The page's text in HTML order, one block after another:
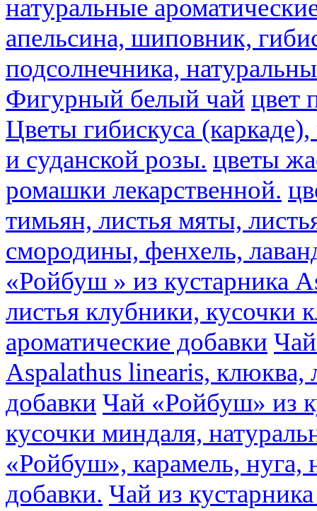
натуральные
апельсина, шиповник,
подсолнечника,
Фигурный белый чай цвет
Цветы гибискуса
и суданской розы. цветы
ромашки лекарственной.
тимьян, листья мяты,
смородины, фенхель,
«Ройбуш » из кустарника
листья клубники, кусочки
ароматические добавки
Aspalathus linearis, клюква,
добавки Чай «Ройбуш» из
кусочки миндаля,
«Ройбуш», карамель, нуга,
добавки. Чай из